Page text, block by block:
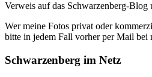
Verweis auf das Schwarzenberg-
Wer meine Fotos privat oder
bitte in jedem Fall vorher per Mail bei
Schwarzenberg im Netz